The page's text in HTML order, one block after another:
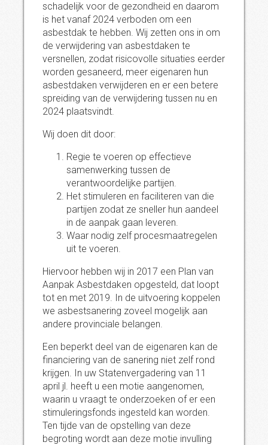
schadelijk voor de gezondheid en daarom
is het vanaf 2024 verboden om een
asbestdak te hebben. Wij zetten ons in om
de verwijdering van asbestdaken te
versnellen, zodat risicovolle situaties eerder
worden gesaneerd, meer eigenaren hun
asbestdaken verwijderen en er een betere
spreiding van de verwijdering tussen nu en
2024 plaatsvindt.
Wij doen dit door:
Regie te voeren op effectieve
samenwerking tussen de
verantwoordelijke partijen.
Het stimuleren en faciliteren van die
partijen zodat ze sneller hun aandeel
in de aanpak gaan leveren.
Waar nodig zelf procesmaatregelen
uit te voeren.
Hiervoor hebben wij in 2017 een Plan van
Aanpak Asbestdaken opgesteld, dat loopt
tot en met 2019. In de uitvoering koppelen
we asbestsanering zoveel mogelijk aan
andere provinciale belangen.
Een beperkt deel van de eigenaren kan de
financiering van de sanering niet zelf rond
krijgen. In uw Statenvergadering van 11
april jl. heeft u een motie aangenomen,
waarin u vraagt te onderzoeken of er een
stimuleringsfonds ingesteld kan worden.
Ten tijde van de opstelling van deze
begroting wordt aan deze motie invulling